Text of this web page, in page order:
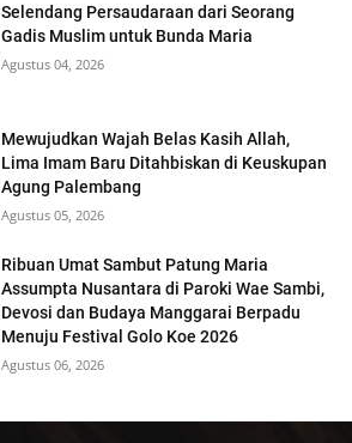
Selendang Persaudaraan dari Seorang
Gadis Muslim untuk Bunda Maria
Agustus 04, 2026
Mewujudkan Wajah Belas Kasih Allah,
Lima Imam Baru Ditahbiskan di Keuskupan
Agung Palembang
Agustus 05, 2026
Ribuan Umat Sambut Patung Maria
Assumpta Nusantara di Paroki Wae Sambi,
Devosi dan Budaya Manggarai Berpadu
Menuju Festival Golo Koe 2026
Agustus 06, 2026